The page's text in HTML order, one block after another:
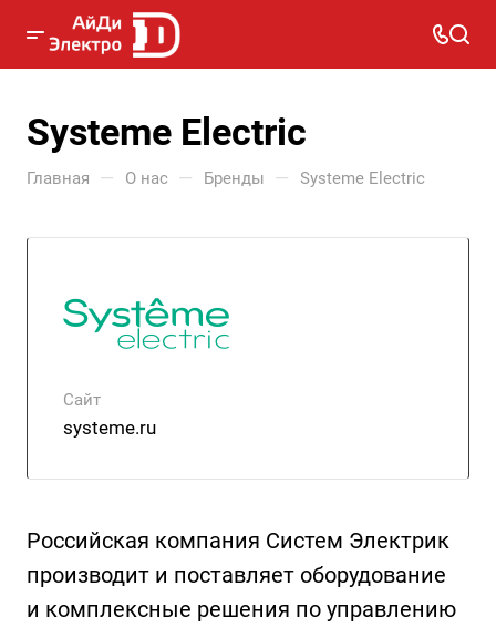
Systeme Electric
Главная — О нас — Бренды — Systeme Electric
Сайт
systeme.ru
Российская компания Систем Электрик
производит и поставляет оборудование
и комплексные решения по управлению